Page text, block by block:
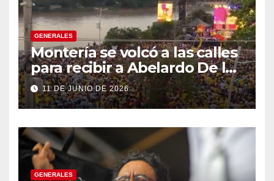
GENERALES
Montería se volcó a las calles
para recibir a Abelardo De la
Espriella
11 DE JUNIO DE 2026
GENERALES